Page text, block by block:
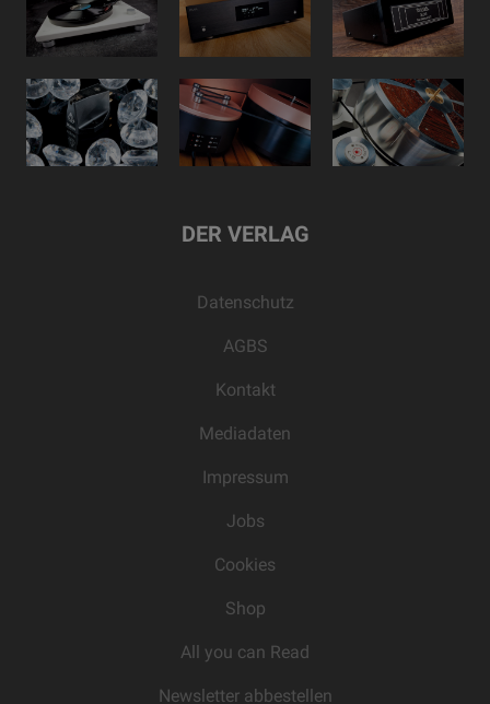
DER VERLAG
Datenschutz
AGBS
Kontakt
Mediadaten
Impressum
Jobs
Cookies
Shop
All you can Read
Newsletter abbestellen